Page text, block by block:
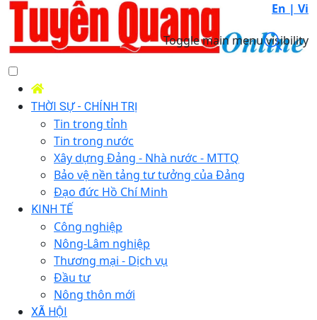
En | Vi
Toggle main menu visibility
THỜI SỰ - CHÍNH TRỊ
Tin trong tỉnh
Tin trong nước
Xây dựng Đảng - Nhà nước - MTTQ
Bảo vệ nền tảng tư tưởng của Đảng
Đạo đức Hồ Chí Minh
KINH TẾ
Công nghiệp
Nông-Lâm nghiệp
Thương mại - Dịch vụ
Đầu tư
Nông thôn mới
XÃ HỘI